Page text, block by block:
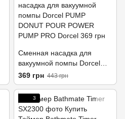
Сменная насадка для
вакуумной помпы Dorcel
PUMP DONUT POUR
POWER PUMP PRO
369 грн 443 грн
3